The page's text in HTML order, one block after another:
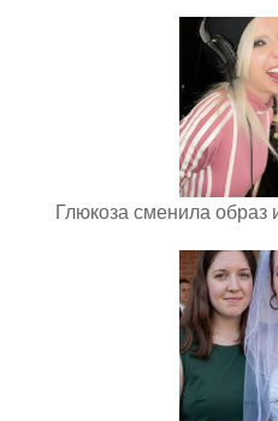
Глюкоза сменила образ